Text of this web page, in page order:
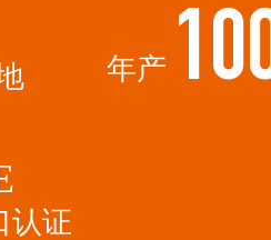
年产
认证